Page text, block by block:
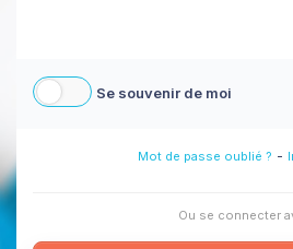
Se souvenir de moi
Mot de passe oublié ? -
Ou se connecter